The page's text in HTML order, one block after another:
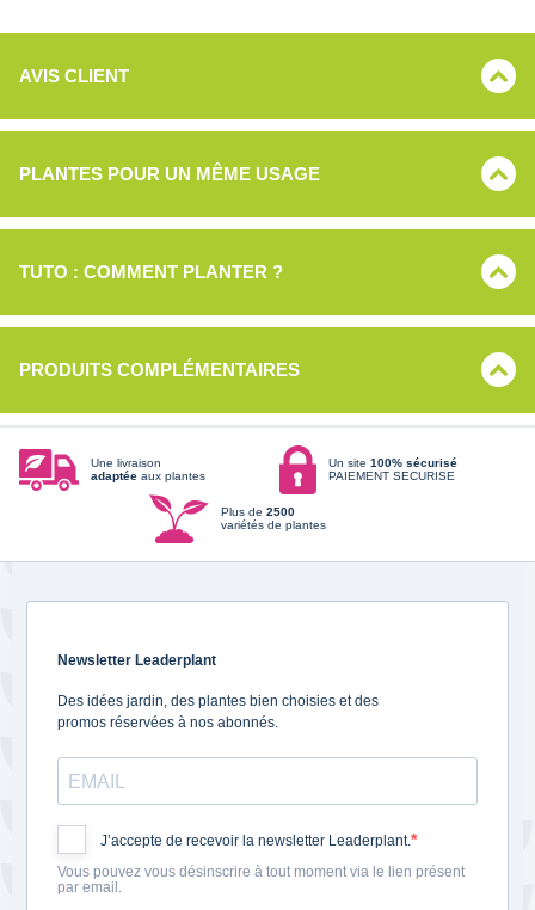
AVIS CLIENT
PLANTES POUR UN MÊME USAGE
TUTO : COMMENT PLANTER ?
PRODUITS COMPLÉMENTAIRES
Une livraison
adaptée aux plantes
Un site 100% sécurisé
PAIEMENT SECURISE
Plus de 2500
variétés de plantes
Newsletter Leaderplant
Des idées jardin, des plantes bien choisies et des
promos réservées à nos abonnés.
J’accepte de recevoir la newsletter Leaderplant.
Vous pouvez vous désinscrire à tout moment via le lien présent
par email.